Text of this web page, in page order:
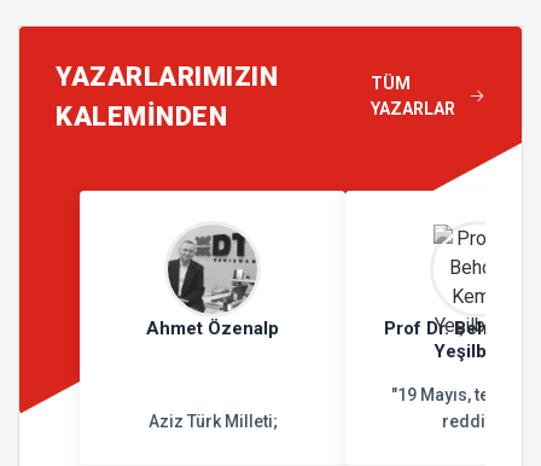
YAZARLARIMIZIN
KALEMİNDEN
TÜM
YAZARLAR
Ahmet Özenalp
Aziz Türk Milleti;
Prof Dr. Behçet
Yeşilbursa
"19 Mayıs,
reddidir"